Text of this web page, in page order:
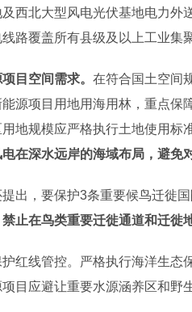
西北大型风电光伏基地电力外
路覆盖所有县级及以上工业集
目空间需求。 在符合国土空间
源项目用地用海用林，重点保
地规模应严格执行土地使用标
在深水远岸的海域布局，避免
提出，要保护3条重要候鸟迁徙
禁止在鸟类重要迁徙通道和迁徙
红线管控。严格执行海洋生态
目应避让重要水源涵养区和野